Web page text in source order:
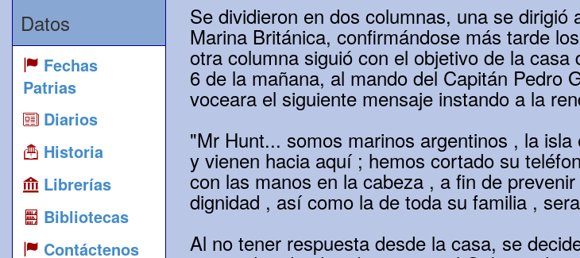
Datos
Fechas
Patrias
Diarios
Historia
Librerías
Bibliotecas
Contáctenos
Se dividieron en dos columnas, una se
Marina Británica, confirmándose más tarde
otra columna siguió con el objetivo de la
6 de la mañana, al mando del Capitán Pedro
voceara el siguiente mensaje instando a la
"Mr Hunt... somos marinos argentinos , la
y vienen hacia aquí ; hemos cortado su
con las manos en la cabeza , a fin de
dignidad , así como la de toda su familia ,
Al no tener respuesta desde la casa, se